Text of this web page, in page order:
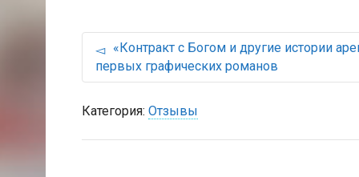
«Контракт с Богом и другие истории
первых графических романов
Категория: Отзывы